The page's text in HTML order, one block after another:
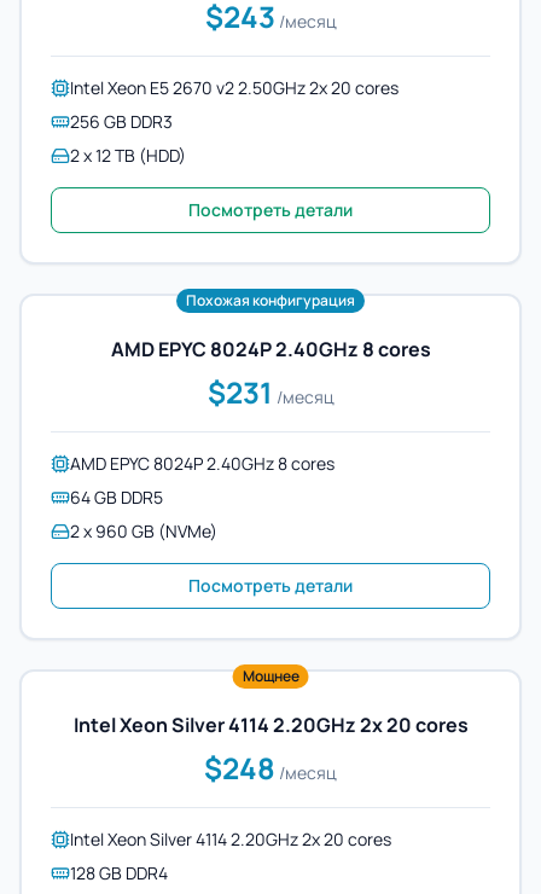
$243 /месяц
Intel Xeon E5 2670 v2 2.50GHz 2x 20 cores
256 GB DDR3
2 x 12 TB (HDD)
Посмотреть детали
Похожая конфигурация
AMD EPYC 8024P 2.40GHz 8 cores
$231 /месяц
AMD EPYC 8024P 2.40GHz 8 cores
64 GB DDR5
2 x 960 GB (NVMe)
Посмотреть детали
Мощнее
Intel Xeon Silver 4114 2.20GHz 2x 20 cores
$248 /месяц
Intel Xeon Silver 4114 2.20GHz 2x 20 cores
128 GB DDR4